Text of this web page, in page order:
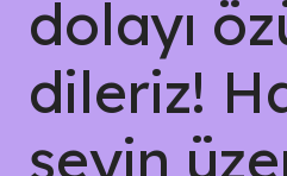
dolayı
dileriz!
şeyin